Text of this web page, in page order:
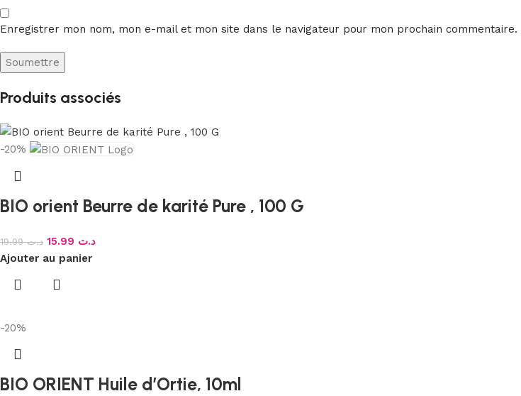
Enregistrer mon nom, mon e-mail et mon site dans le navigateur pour mon prochain commentaire.
Produits associés
-20%
BIO orient Beurre de karité Pure , 100 G
د.ت19.99 د.ت
Ajouter au panier
-20%
BIO ORIENT Huile d’Ortie, 10ml